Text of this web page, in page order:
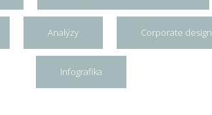
Analýzy Corporate design
Infografika